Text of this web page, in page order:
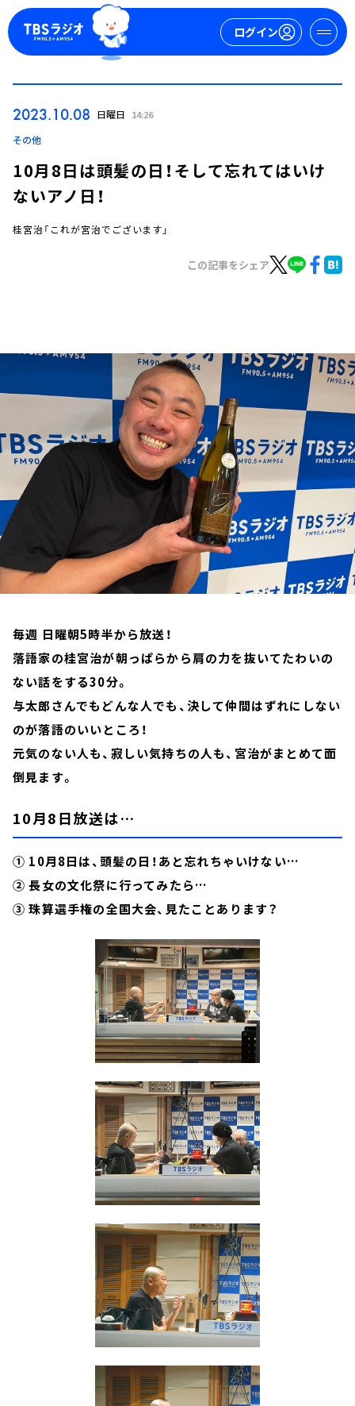
ログイン
お知らせ
イベント・グッズ
YouTube
2023.10.08 日曜日 14:26
その他
10月8日は頭髪の日！そして忘れてはいけ
ないアノ日！
桂宮治「これが宮治でございます」
この記事をシェア
毎週 日曜朝5時半から放送！
落語家の桂宮治が朝っぱらから肩の力を抜いてたわいの
ない話をする30分。
与太郎さんでもどんな人でも、決して仲間はずれにしない
のが落語のいいところ！
元気のない人も、寂しい気持ちの人も、宮治がまとめて面
倒見ます。
10月8日放送は…
① 10月8日は、頭髪の日！あと忘れちゃいけない…
② 長女の文化祭に行ってみたら…
③ 珠算選手権の全国大会、見たことあります？